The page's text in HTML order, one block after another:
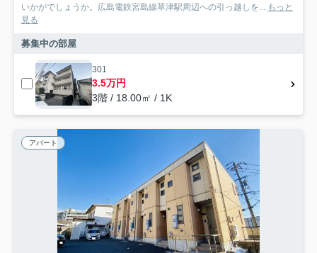
いかがでしょうか。広島電鉄宮島線草津駅周辺への引っ越しを...
もっと
見る
募集中の部屋
301
3.5万円
3階 / 18.00㎡ / 1K
アパート